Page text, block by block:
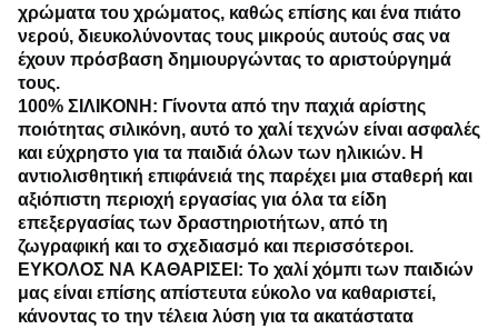
χρώματα του χρώματος, καθώς επίσης και ένα πιάτο
νερού, διευκολύνοντας τους μικρούς αυτούς σας να
έχουν πρόσβαση δημιουργώντας το αριστούργημά
τους.
100% ΣΙΛΙΚΟΝΗ : Γίνοντα από την παχιά αρίστης
ποιότητας σιλικόνη, αυτό το χαλί τεχνών είναι ασφαλές
και εύχρηστο για τα παιδιά όλων των ηλικιών. Η
αντιολισθητική επιφάνειά της παρέχει μια σταθερή και
αξιόπιστη περιοχή εργασίας για όλα τα είδη
επεξεργασίας των δραστηριοτήτων, από τη
ζωγραφική και το σχεδιασμό και περισσότεροι.
ΕΥΚΟΛΟΣ ΝΑ ΚΑΘΑΡΙΣΕΙ: Το χαλί χόμπι των παιδιών
μας είναι επίσης απίστευτα εύκολο να καθαριστεί,
κάνοντας το την τέλεια λύση για τα ακατάστατα